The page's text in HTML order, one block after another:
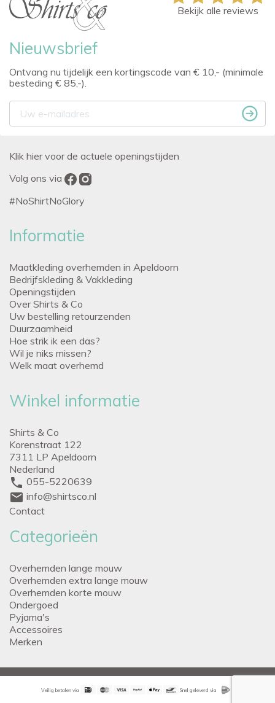
Nieuwsbrief
Ontvang nu tijdelijk een kortingscode van € 10,- (minimale
besteding € 85,-).
Bekijk alle reviews
Klik hier voor de actuele openingstijden
Volg ons via
#NoShirtNoGlory
Informatie
Maatkleding overhemden in Apeldoorn
Bedrijfskleding & Vakkleding
Openingstijden
Over Shirts & Co
Uw bestelling retourzenden
Duurzaamheid
Hoe strik ik een das?
Wil je niks missen?
Welk maat overhemd
Winkel informatie
Shirts & Co
Korenstraat 122
7311 LP Apeldoorn
Nederland
phone 055-5220639
mail info@shirtsco.nl
Contact
Categorieën
Overhemden lange mouw
Overhemden extra lange mouw
Overhemden korte mouw
Ondergoed
Pyjama's
Accessoires
Merken
Veilig betalen via Snel geleverd via